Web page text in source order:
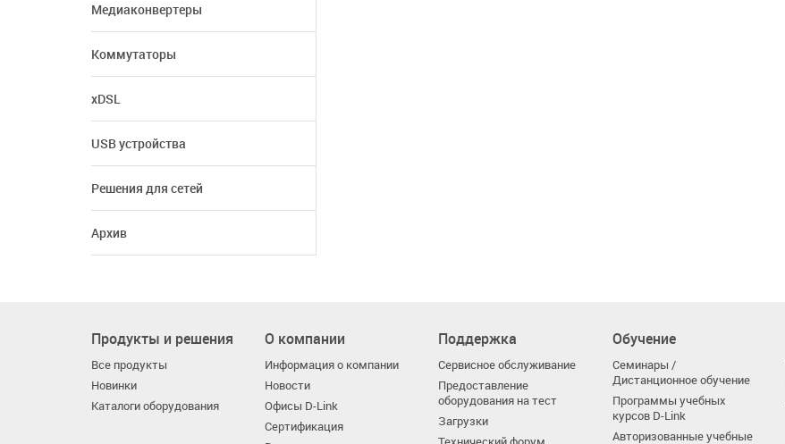
Медиаконвертеры
Коммутаторы
xDSL
USB устройства
Решения для сетей
Архив
Продукты и решения
Все продукты
Новинки
Каталоги оборудования
О компании
Информация о компании
Новости
Офисы D-Link
Сертификация
Поддержка
Сервисное обслуживание
Предоставление
оборудования на тест
Загрузки
Обучение
Семинары /
Дистанционное обучение
Программы учебных
курсов D-Link
Авторизованные учебные